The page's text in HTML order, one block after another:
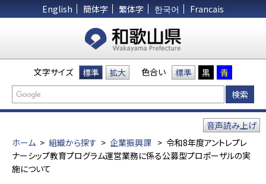
English 簡体字 繁体字 한국어 Francais
文字サイズ 標準 拡大 色合い 標準 黒 青
ホーム > 組織から探す > 企業振興課 > 令和8年度アントレプレ
ナーシップ教育プログラム運営業務に係る公募型プロポーザルの実
施について
音声読み上げ